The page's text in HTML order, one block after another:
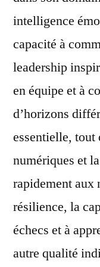
intelligence
capacité à
leadership
en équipe et à
d’horizons
essentielle, tout
numériques et
rapidement aux
résilience, la
échecs et à
autre qualité